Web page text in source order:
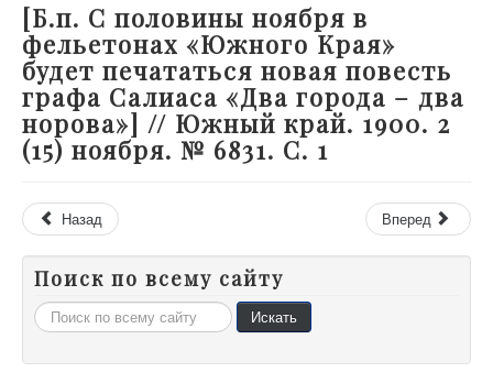
[Б.п. С половины ноября в
фельетонах «Южного Края»
будет печататься новая повесть
графа Салиаса «Два города – два
норова»] // Южный край. 1900. 2
(15) ноября. № 6831. С. 1
Назад Вперед
Поиск по всему сайту
Искать... Искать